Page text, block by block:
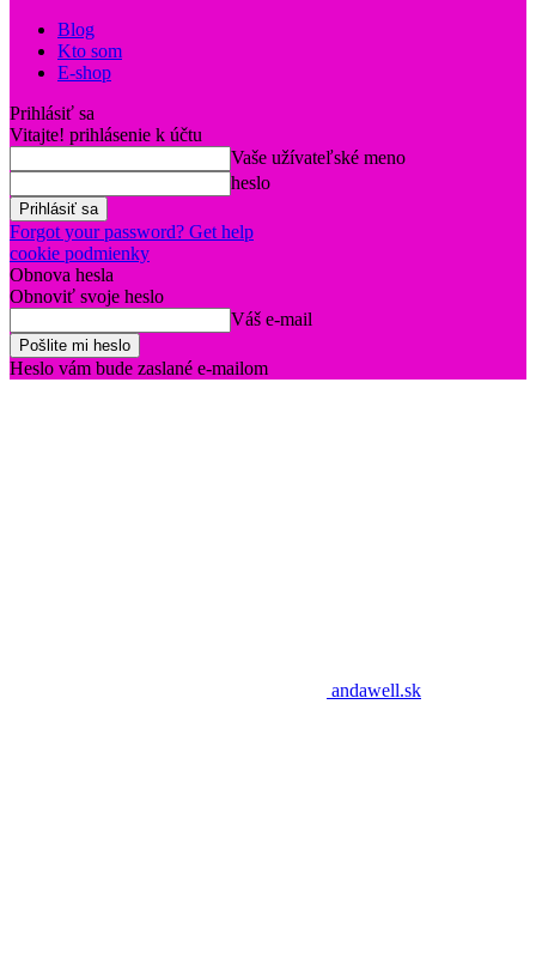
Blog
Kto som
E-shop
Prihlásiť sa
Vitajte! prihlásenie k účtu
Vaše užívateľské meno
heslo
Forgot your password? Get help
cookie podmienky
Obnova hesla
Obnoviť svoje heslo
Váš e-mail
Heslo vám bude zaslané e-mailom
andawell.sk